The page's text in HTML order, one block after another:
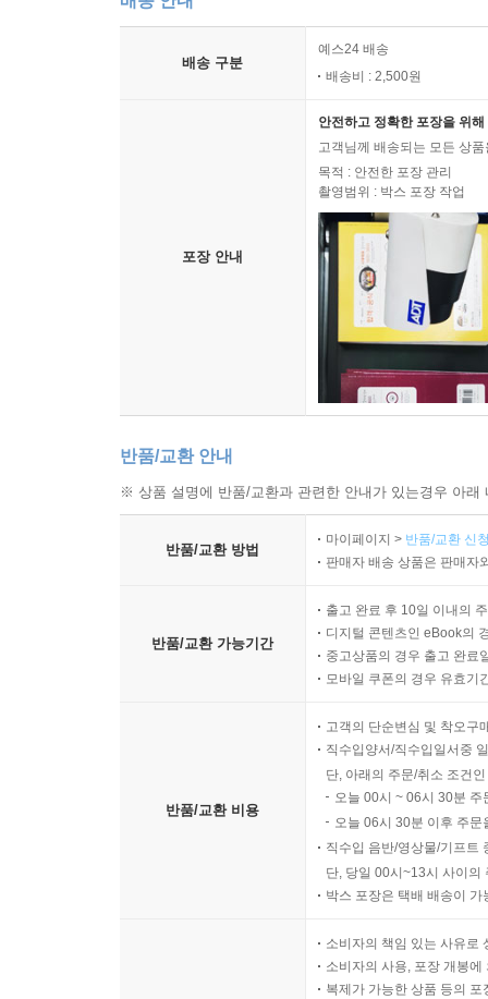
배송 구분
예스24 배송
배송비 : 2,500원
포장 안내
안전하고 정확한 포장을 위
고객님께 배송되는 모든 상
목적 : 안전한 포장 관리
촬영범위 : 박스 포장 작업
반품/교환 안내
※ 상품 설명에 반품/교환과 관련한 안내가 있는경우 아
반품/교환 방법
마이페이지 > 반품/교환 신
판매자 배송 상품은 판매자
반품/교환 가능기간
출고 완료 후 10일 이내의
디지털 콘텐츠인 eBook의
중고상품의 경우 출고 완료
모바일 쿠폰의 경우 유효기
반품/교환 비용
고객의 단순변심 및 착오구
직수입양서/직수입일서중
단, 아래의 주문/취소 조건
오늘 00시 ~ 06시 30분
오늘 06시 30분 이후 주
직수입 음반/영상물/기프트
단, 당일 00시~13시 사이의
박스 포장은 택배 배송이
소비자의 책임 있는 사유로
소비자의 사용, 포장 개봉
복제가 가능한 상품 등의